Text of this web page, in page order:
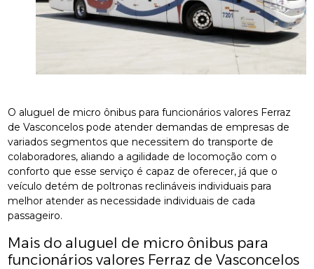
O aluguel de micro ônibus para funcionários valores Ferraz
de Vasconcelos pode atender demandas de empresas de
variados segmentos que necessitem do transporte de
colaboradores, aliando a agilidade de locomoção com o
conforto que esse serviço é capaz de oferecer, já que o
veículo detém de poltronas reclináveis individuais para
melhor atender as necessidade individuais de cada
passageiro.
Mais do aluguel de micro ônibus para
funcionários valores Ferraz de Vasconcelos